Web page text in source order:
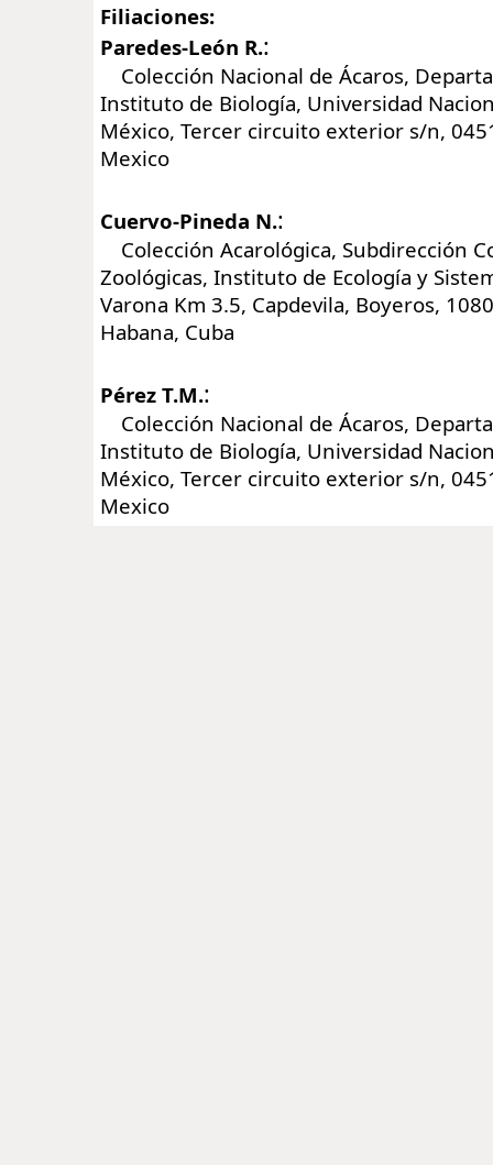
Filiaciones:
Paredes-León R.:
Colección Nacional de Ácaros,
Instituto de Biología, Universidad
México, Tercer circuito exterior s/n,
Mexico
Cuervo-Pineda N.:
Colección Acarológica, Subdirección
Zoológicas, Instituto de Ecología y
Varona Km 3.5, Capdevila, Boyeros,
Habana, Cuba
Pérez T.M.:
Colección Nacional de Ácaros,
Instituto de Biología, Universidad
México, Tercer circuito exterior s/n,
Mexico